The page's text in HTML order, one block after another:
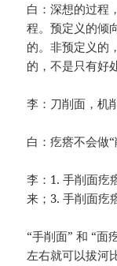
白：深想的过程
程。预定义的倾
的。非预定义的
的，不是只有好
李：刀削面，机
白：疙瘩不会做“
李：1. 手削面疙
来；3. 手削面疙
“手削面” 和 “面
左右就可以拔河